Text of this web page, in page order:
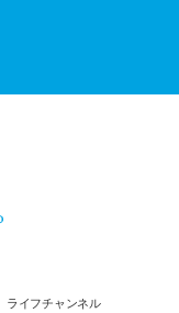
ライフチャンネル